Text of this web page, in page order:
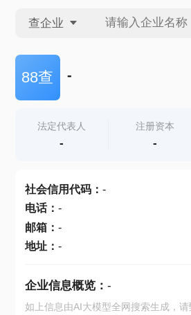
查企业
查企业
查产地
88查 -
法定代表人
-
注册资本
-
社会信用代码： -
电话： -
邮箱： -
地址： -
企业信息概览： -
如上信息由AI大模型全网搜索生成，